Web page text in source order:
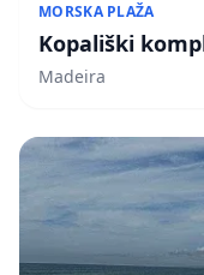
MORSKA PLAŽA
Kopališki
Madeira